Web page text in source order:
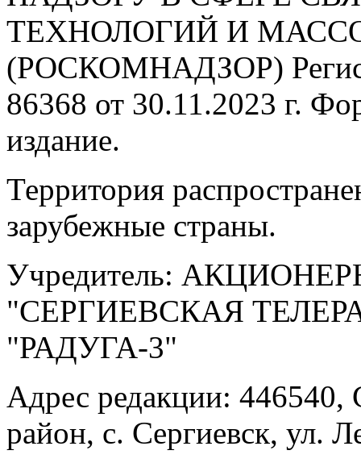
ТЕХНОЛОГИЙ И
(РОСКОМНАДЗОР)
86368 от 30.11.2023 г.
издание.
Территория
зарубежные страны.
Учредитель:
"СЕРГИЕВСКАЯ
"РАДУГА-3"
Адрес редакции: 446540,
район, с. Сергиевск, ул.